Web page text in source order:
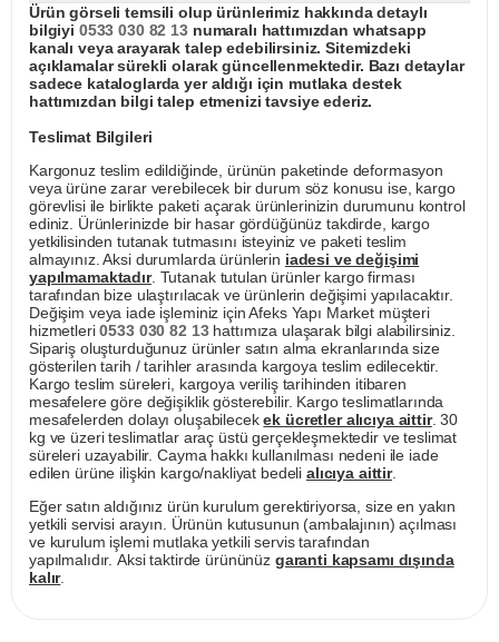
Ürün görseli temsili olup ürünlerimiz hakkında detaylı
bilgiyi 0533 030 82 13numaralı hattımızdan whatsapp
kanalı veya arayarak talep edebilirsiniz. Sitemizdeki
açıklamalar sürekli olarak güncellenmektedir. Bazı detaylar
sadece kataloglarda yer aldığı için mutlaka destek
hattımızdan bilgi talep etmenizi tavsiye ederiz.
Teslimat Bilgileri
Kargonuz teslim edildiğinde, ürünün paketinde deformasyon
veya ürüne zarar verebilecek bir durum söz konusu ise, kargo
görevlisi ile birlikte paketi açarak ürünlerinizin durumunu kontrol
ediniz. Ürünlerinizde bir hasar gördüğünüz takdirde, kargo
yetkilisinden tutanak tutmasını isteyiniz ve paketi teslim
almayınız. Aksi durumlarda ürünlerin iadesi ve değişimi
yapılmamaktadır. Tutanak tutulan ürünler kargo firması
tarafından bize ulaştırılacak ve ürünlerin değişimi yapılacaktır.
Değişim veya iade işleminiz için Afeks Yapı Market müşteri
hizmetleri0533 030 82 13hattımıza ulaşarak bilgi alabilirsiniz.
Sipariş oluşturduğunuz ürünler satın alma ekranlarında size
gösterilen tarih / tarihler arasında kargoya teslim edilecektir.
Kargo teslim süreleri, kargoya veriliş tarihinden itibaren
mesafelere göre değişiklik gösterebilir. Kargo teslimatlarında
mesafelerden dolayı oluşabilecekek ücretler alıcıya aittir. 30
kg ve üzeri teslimatlar araç üstü gerçekleşmektedir ve teslimat
süreleri uzayabilir. Cayma hakkı kullanılması nedeni ile iade
edilen ürüne ilişkin kargo/nakliyat bedeli alıcıya aittir.
Eğer satın aldığınız ürün kurulum gerektiriyorsa, size en yakın
yetkili servisi arayın. Ürünün kutusunun (ambalajının) açılması
ve kurulum işlemi mutlaka yetkili servis tarafından
yapılmalıdır. Aksi taktirde ürününüz garanti kapsamı dışında
kalır.